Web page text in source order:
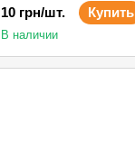
10 грн/шт. Купить
В наличии